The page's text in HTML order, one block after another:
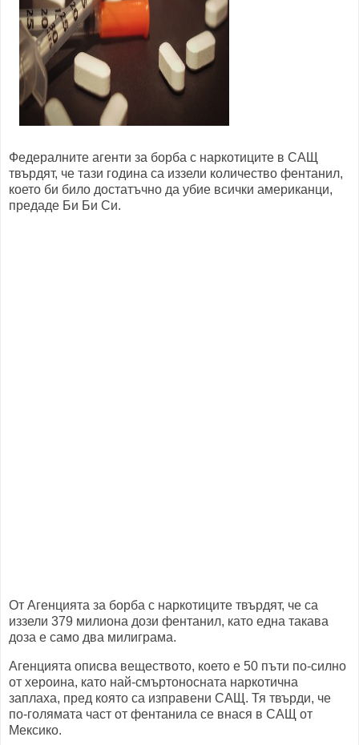
Федералните агенти за борба с наркотиците в САЩ
твърдят, че тази година са иззели количество фентанил,
което би било достатъчно да убие всички американци,
предаде Би Би Си.
От Агенцията за борба с наркотиците твърдят, че са
иззели 379 милиона дози фентанил, като една такава
доза е само два милиграма.
Агенцията описва веществото, което е 50 пъти по-силно
от хероина, като най-смъртоносната наркотична
заплаха, пред която са изправени САЩ. Тя твърди, че
по-голямата част от фентанила се внася в САЩ от
Мексико.